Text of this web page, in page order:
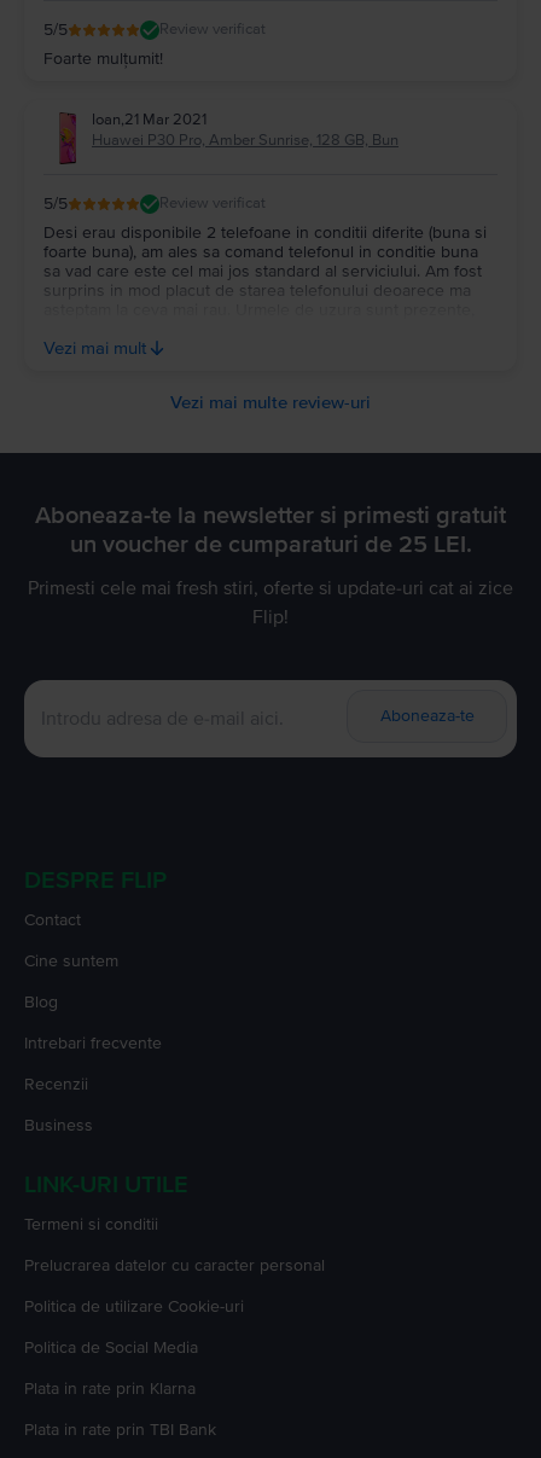
5/5 Review verificat
Foarte mulțumit!
Ioan,21 Mar 2021
Huawei P30 Pro, Amber Sunrise, 128 GB, Bun
5/5 Review verificat
Desi erau disponibile 2 telefoane in conditii diferite (buna si
foarte buna), am ales sa comand telefonul in conditie buna
sa vad care este cel mai jos standard al serviciului. Am fost
surprins in mod placut de starea telefonului deoarece ma
multumit. Voi mai comanda de aici.
Vezi mai mult
Vezi mai multe review-uri
Aboneaza-te la newsletter si primesti gratuit
un voucher de cumparaturi de 25 LEI.
Primesti cele mai fresh stiri, oferte si update-uri cat ai zice
Flip!
Aboneaza-te
DESPRE FLIP
Contact
Cine suntem
Blog
Intrebari frecvente
Recenzii
Business
LINK-URI UTILE
Termeni si conditii
Prelucrarea datelor cu caracter personal
Politica de utilizare Cookie-uri
Politica de Social Media
Plata in rate prin Klarna
Plata in rate prin TBI Bank